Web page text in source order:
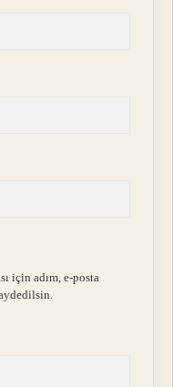
için adım, e-posta